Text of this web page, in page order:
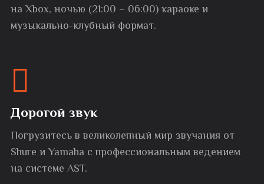
на Xbox, ночью (21:00 – 06:00) караоке и
музыкально-клубный формат.
Дорогой звук
Погрузитесь в великолепный мир звучания от
Shure и Yamaha с профессиональным ведением
на системе AST.